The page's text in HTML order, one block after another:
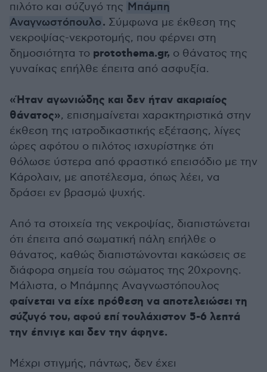
πιλότο και σύζυγό της Μπάμπη
Αναγνωστόπουλο. Σύμφωνα με έκθεση της
νεκροψίας-νεκροτομής, που φέρνει στη
δημοσιότητα το protothema.gr, ο θάνατος της
γυναίκας επήλθε έπειτα από ασφυξία.
«Ήταν αγωνιώδης και δεν ήταν ακαριαίος
θάνατος», επισημαίνεται χαρακτηριστικά στην
έκθεση της ιατροδικαστικής εξέτασης, λίγες
ώρες αφότου ο πιλότος ισχυρίστηκε ότι
θόλωσε ύστερα από φραστικό επεισόδιο με την
Κάρολαιν, με αποτέλεσμα, όπως λέει, να
δράσει εν βρασμώ ψυχής.
Από τα στοιχεία της νεκροψίας, διαπιστώνεται
ότι έπειτα από σωματική πάλη επήλθε ο
θάνατος, καθώς διαπιστώνονται κακώσεις σε
διάφορα σημεία του σώματος της 20χρονης.
Μάλιστα, ο Μπάμπης Αναγνωστόπουλος
φαίνεται να είχε πρόθεση να αποτελειώσει τη
σύζυγό του, αφού επί τουλάχιστον 5-6 λεπτά
την έπνιγε και δεν την άφηνε.
Μέχρι στιγμής, πάντως, δεν έχει